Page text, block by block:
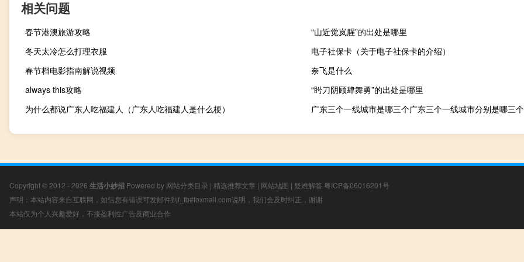
相关问题
春节港澳旅游攻略
“山近觉岚腥”的出处是哪里
冬天太冷怎么打理衣服
电子社保卡（关于电子社保卡的介绍）
春节档电影指南解说视频
奈飞是什么
always this攻略
“盻刀阴顾肆舞勇”的出处是哪里
为什么都说广东人吃福建人（广东人吃福建人是什么梗）
广东三个一线城市是哪三个广东三个一线城市分别是哪三个
Copyright © 2012 - 2026 生活小妙招 Powered by 网站分类目录 | 精选推荐文章 | 网站地图 | 疑难解答 粤ICP备06016201号
声明：本站内容来自互联网，如信息有错误可发邮件到f_fb#foxmail.com说明，我们会及时纠正，谢谢
本站仅为个人兴趣爱好，不接盈利性广告及商业合作